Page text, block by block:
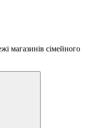
магазинів сімейного